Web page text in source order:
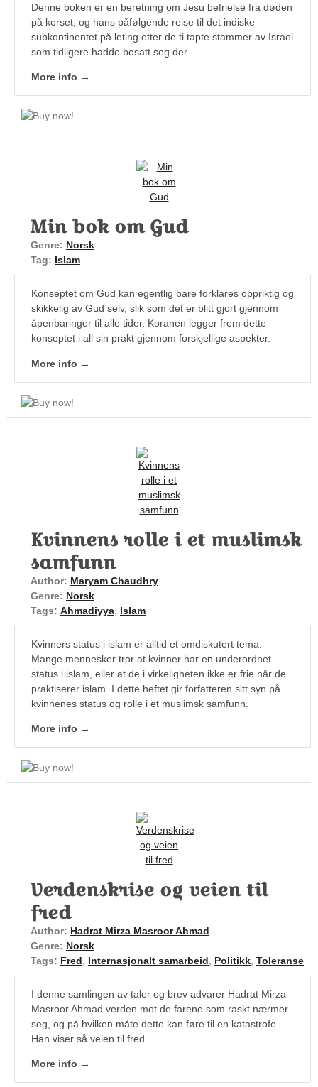
Denne boken er en beretning om Jesu befrielse fra døden
på korset, og hans påfølgende reise til det indiske
subkontinentet på leting etter de ti tapte stammer av Israel
som tidligere hadde bosatt seg der.
More info →
Min bok om Gud
Genre: Norsk
Tag: Islam
Konseptet om Gud kan egentlig bare forklares oppriktig og
skikkelig av Gud selv, slik som det er blitt gjort gjennom
åpenbaringer til alle tider. Koranen legger frem dette
konseptet i all sin prakt gjennom forskjellige aspekter.
More info →
Kvinnens rolle i et muslimsk
samfunn
Author: Maryam Chaudhry
Genre: Norsk
Tags: Ahmadiyya Islam
Kvinners status i islam er alltid et omdiskutert tema.
Mange mennesker tror at kvinner har en underordnet
status i islam, eller at de i virkeligheten ikke er frie når de
praktiserer islam. I dette heftet gir forfatteren sitt syn på
kvinnenes status og rolle i et muslimsk samfunn.
More info →
Verdenskrise og veien til
fred
Author: Hadrat Mirza Masroor Ahmad
Genre: Norsk
Tags: Fred Internasjonalt samarbeid Politikk Toleranse
I denne samlingen av taler og brev advarer Hadrat Mirza
Masroor Ahmad verden mot de farene som raskt nærmer
seg, og på hvilken måte dette kan føre til en katastrofe.
Han viser så veien til fred.
More info →